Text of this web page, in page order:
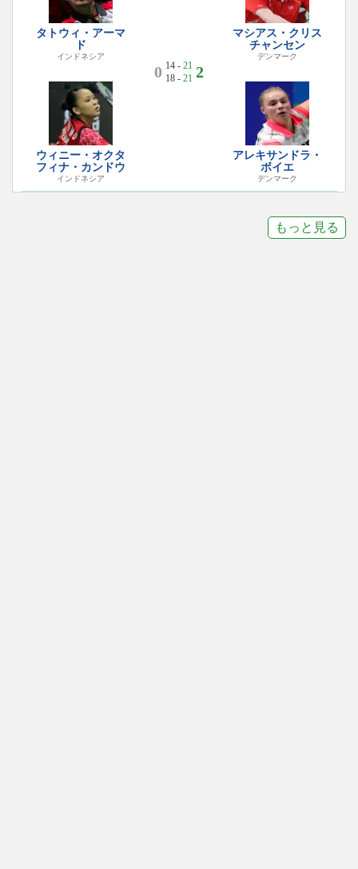
タトウィ・アーマ
ド
インドネシア
ウィニー・オクタ
フィナ・カンドウ
インドネシア
0 14 - 21
18 - 21 2
マシアス・クリス
チャンセン
デンマーク
アレキサンドラ・
ボイエ
デンマーク
もっと見る